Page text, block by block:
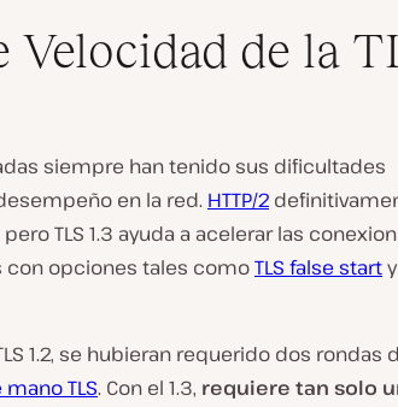
Velocidad de la
siempre han tenido sus dificultades
en la red. HTTP/2
TLS 1.3 ayuda a acelerar las
con opciones tales comoTLS false start
1.2, se hubieran requerido dos rondas
TLS. Con el 1.3, requiere tan solo